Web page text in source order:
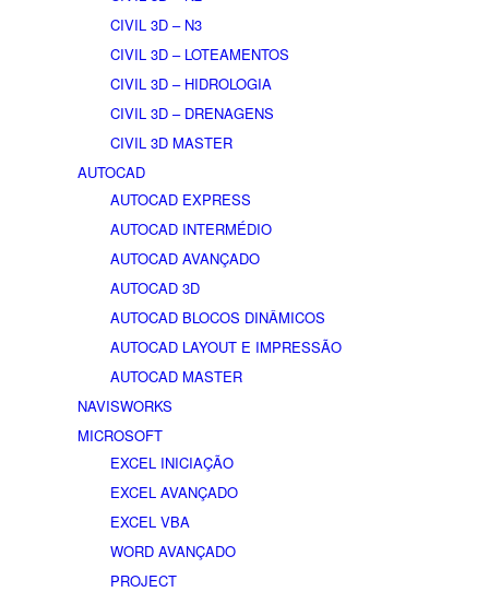
CIVIL 3D – N3
CIVIL 3D – LOTEAMENTOS
CIVIL 3D – HIDROLOGIA
CIVIL 3D – DRENAGENS
CIVIL 3D MASTER
AUTOCAD
AUTOCAD EXPRESS
AUTOCAD INTERMÉDIO
AUTOCAD AVANÇADO
AUTOCAD 3D
AUTOCAD BLOCOS DINÂMICOS
AUTOCAD LAYOUT E IMPRESSÃO
AUTOCAD MASTER
NAVISWORKS
MICROSOFT
EXCEL INICIAÇÃO
EXCEL AVANÇADO
EXCEL VBA
WORD AVANÇADO
PROJECT